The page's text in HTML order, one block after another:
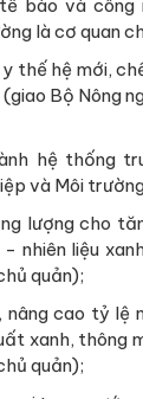
bào và công
là cơ quan
thế hệ mới,
Bộ Nông
hệ thống
và Môi
lượng cho
nhiên liệu
quản);
nâng cao tỷ lệ
xanh, thông
quản);